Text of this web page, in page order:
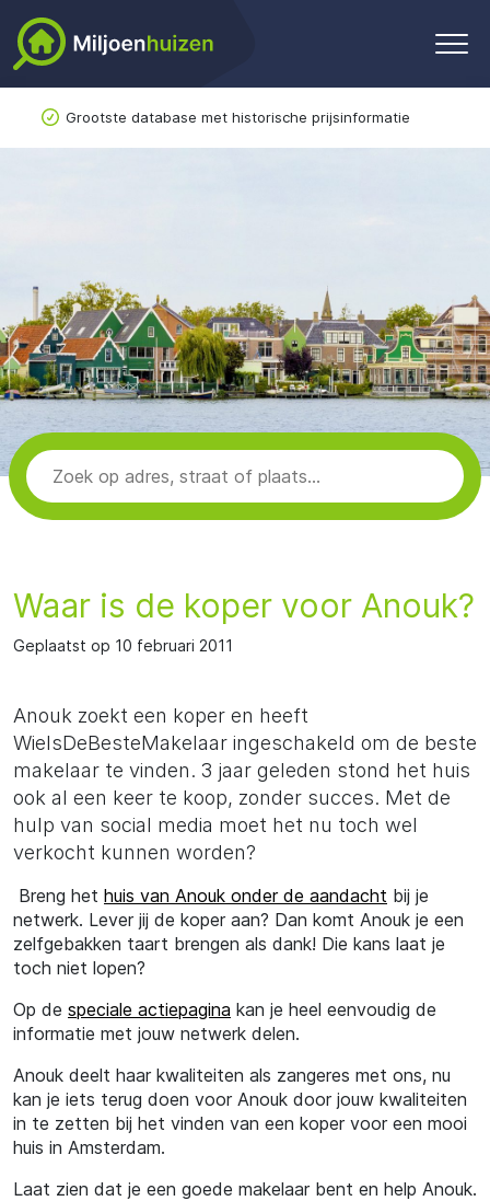
Grootste database met historische prijsinformatie
Waar is de koper voor Anouk?
Geplaatst op 10 februari 2011
Anouk zoekt een koper en heeft
WieIsDeBesteMakelaar ingeschakeld om de beste
makelaar te vinden. 3 jaar geleden stond het huis
ook al een keer te koop, zonder succes. Met de
hulp van social media moet het nu toch wel
verkocht kunnen worden?
Breng het huis van Anouk onder de aandacht bij je
netwerk. Lever jij de koper aan? Dan komt Anouk je een
zelfgebakken taart brengen als dank! Die kans laat je
toch niet lopen?
Op de speciale actiepagina kan je heel eenvoudig de
informatie met jouw netwerk delen.
Anouk deelt haar kwaliteiten als zangeres met ons, nu
kan je iets terug doen voor Anouk door jouw kwaliteiten
in te zetten bij het vinden van een koper voor een mooi
huis in Amsterdam.
Laat zien dat je een goede makelaar bent en help Anouk.